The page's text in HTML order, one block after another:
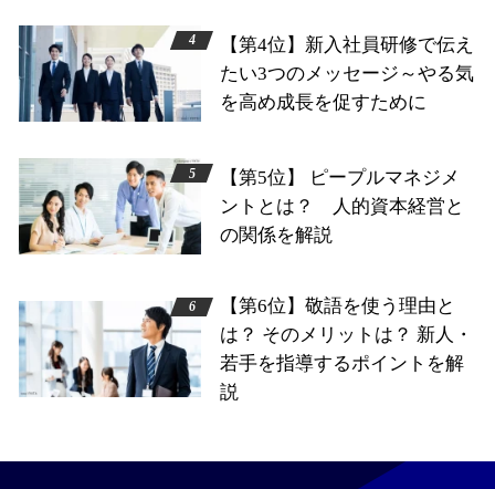
【第4位】新入社員研修で伝え
たい3つのメッセージ～やる気
を高め成長を促すために
【第5位】 ピープルマネジメ
ントとは？ 人的資本経営と
の関係を解説
【第6位】敬語を使う理由と
は？ そのメリットは？ 新人・
若手を指導するポイントを解
説